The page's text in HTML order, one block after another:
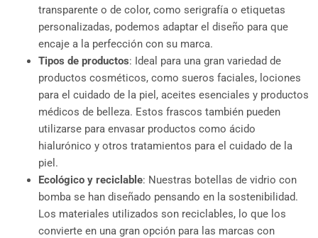
transparente o de color, como serigrafía o etiquetas
personalizadas, podemos adaptar el diseño para que
encaje a la perfección con su marca.
Tipos de productos: Ideal para una gran variedad de
productos cosméticos, como sueros faciales, lociones
para el cuidado de la piel, aceites esenciales y productos
médicos de belleza. Estos frascos también pueden
utilizarse para envasar productos como ácido
hialurónico y otros tratamientos para el cuidado de la
piel.
Ecológico y reciclable: Nuestras botellas de vidrio con
bomba se han diseñado pensando en la sostenibilidad.
Los materiales utilizados son reciclables, lo que los
convierte en una gran opción para las marcas con